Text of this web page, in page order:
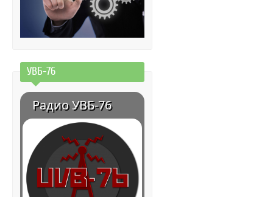
УВБ-76
Радио УВБ-76